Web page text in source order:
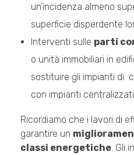
un’incidenza almeno
superficie disperdente
Interventi sulle parti
o unità immobiliari in
sostituire gli impianti di
con impianti centralizzati.
Ricordiamo che i lavori di
garantire un
classi energetiche . Gli